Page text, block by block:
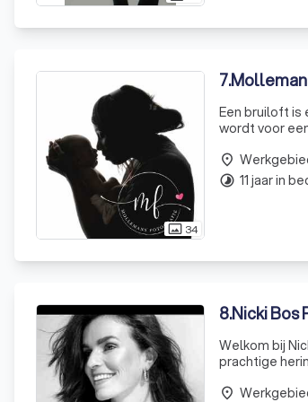
photo_size_select_actual 34
7.
Een bruiloft is
wordt voor
place
timelapse 11 jaar in
8.Nicki Bos
Welkom bij
prachtige
place